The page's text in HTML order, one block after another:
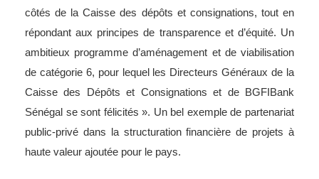
côtés de la Caisse des dépôts et consignations, tout en
répondant aux principes de transparence et d’équité. Un
ambitieux programme d’aménagement et de viabilisation
de catégorie 6, pour lequel les Directeurs Généraux de la
Caisse des Dépôts et Consignations et de BGFIBank
Sénégal se sont félicités ». Un bel exemple de partenariat
public-privé dans la structuration financière de projets à
haute valeur ajoutée pour le pays.